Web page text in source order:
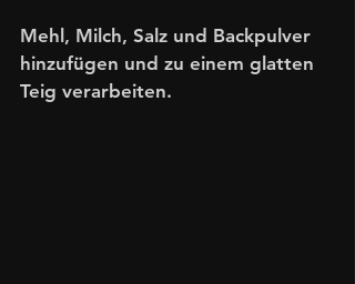
Mehl, Milch, Salz und Backpulver
hinzufügen und zu einem glatten
Teig verarbeiten.